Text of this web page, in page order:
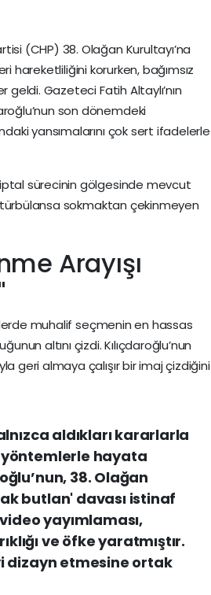
(CHP) 38. Olağan Kurultayı’na
hareketliliğini korurken, bağımsız
Gazeteci Fatih Altaylı’nın
son dönemdeki
yansımalarını çok sert ifadelerle
iptal sürecinin gölgesinde mevcut
türbülansa sokmaktan çekinmeyen
Arayışı
muhalif seçmenin en hassas
altını çizdi. Kılıçdaroğlu’nun
geri almaya çalışır bir imaj çizdiğini
aldıkları kararlarla
hayata
38. Olağan
butlan' davası istinaf
yayımlaması,
ve öfke yaratmıştır.
dizayn etmesine ortak